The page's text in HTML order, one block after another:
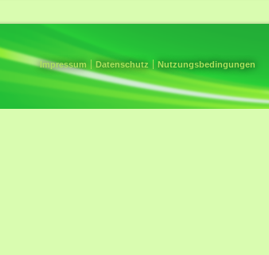
Impressum Datenschutz Nutzungsbedingungen